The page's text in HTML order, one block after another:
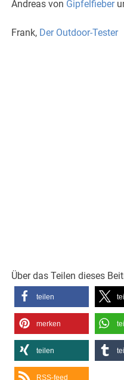
Andreas von Gipfelfieber
Frank, Der Outdoor-Tester
Über das Teilen dieses
teilen
merken
teilen
RSS-feed